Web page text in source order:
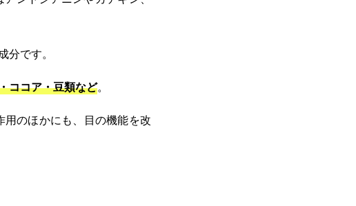
です。
ココア・豆類など。
のほかにも、目の機能を改